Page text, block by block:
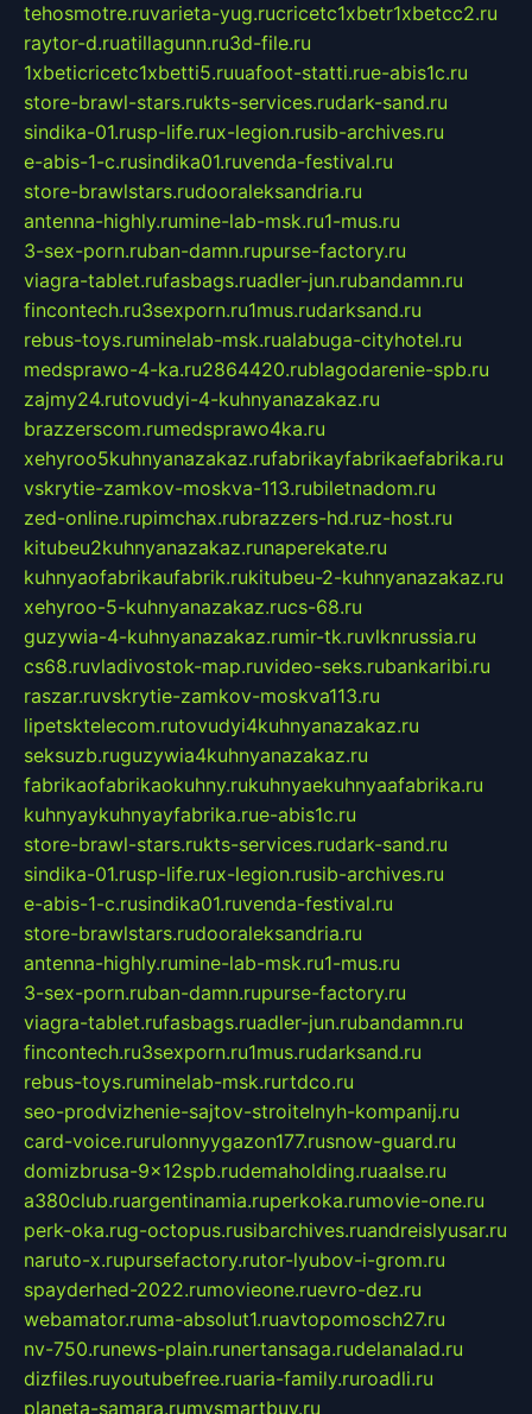
tehosmotre.ruvarieta-yug.rucricetc1xbetr1xbetcc2.ru
raytor-d.ruatillagunn.ru3d-file.ru
1xbeticricetc1xbetti5.ruuafoot-statti.rue-abis1c.ru
store-brawl-stars.rukts-services.rudark-sand.ru
sindika-01.rusp-life.rux-legion.rusib-archives.ru
e-abis-1-c.rusindika01.ruvenda-festival.ru
store-brawlstars.rudooraleksandria.ru
antenna-highly.rumine-lab-msk.ru1-mus.ru
3-sex-porn.ruban-damn.rupurse-factory.ru
viagra-tablet.rufasbags.ruadler-jun.rubandamn.ru
fincontech.ru3sexporn.ru1mus.rudarksand.ru
rebus-toys.ruminelab-msk.rualabuga-cityhotel.ru
medsprawo-4-ka.ru2864420.rublagodarenie-spb.ru
zajmy24.rutovudyi-4-kuhnyanazakaz.ru
brazzerscom.rumedsprawo4ka.ru
xehyroo5kuhnyanazakaz.rufabrikayfabrikaefabrika.ru
vskrytie-zamkov-moskva-113.rubiletnadom.ru
zed-online.rupimchax.rubrazzers-hd.ruz-host.ru
kitubeu2kuhnyanazakaz.runaperekate.ru
kuhnyaofabrikaufabrik.rukitubeu-2-kuhnyanazakaz.ru
xehyroo-5-kuhnyanazakaz.rucs-68.ru
guzywia-4-kuhnyanazakaz.rumir-tk.ruvlknrussia.ru
cs68.ruvladivostok-map.ruvideo-seks.rubankaribi.ru
raszar.ruvskrytie-zamkov-moskva113.ru
lipetsktelecom.rutovudyi4kuhnyanazakaz.ru
seksuzb.ruguzywia4kuhnyanazakaz.ru
fabrikaofabrikaokuhny.rukuhnyaekuhnyaafabrika.ru
kuhnyaykuhnyayfabrika.rue-abis1c.ru
store-brawl-stars.rukts-services.rudark-sand.ru
sindika-01.rusp-life.rux-legion.rusib-archives.ru
e-abis-1-c.rusindika01.ruvenda-festival.ru
store-brawlstars.rudooraleksandria.ru
antenna-highly.rumine-lab-msk.ru1-mus.ru
3-sex-porn.ruban-damn.rupurse-factory.ru
viagra-tablet.rufasbags.ruadler-jun.rubandamn.ru
fincontech.ru3sexporn.ru1mus.rudarksand.ru
rebus-toys.ruminelab-msk.rurtdco.ru
seo-prodvizhenie-sajtov-stroitelnyh-kompanij.ru
card-voice.rurulonnyygazon177.rusnow-guard.ru
domizbrusa-9x12spb.rudemaholding.ruaalse.ru
a380club.ruargentinamia.ruperkoka.rumovie-one.ru
perk-oka.rug-octopus.rusibarchives.ruandreislyusar.ru
naruto-x.rupursefactory.rutor-lyubov-i-grom.ru
spayderhed-2022.rumovieone.ruevro-dez.ru
webamator.ruma-absolut1.ruavtopomosch27.ru
nv-750.runews-plain.runertansaga.rudelanalad.ru
dizfiles.ruyoutubefree.ruaria-family.ruroadli.ru
planeta-samara.rumysmartbuy.ru